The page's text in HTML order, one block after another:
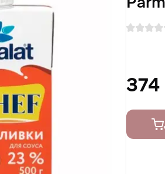
374